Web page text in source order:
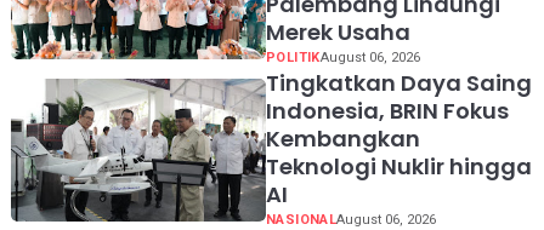
Merek Usaha
POLITIKAugust 06, 2026
Tingkatkan Daya Saing
Indonesia, BRIN Fokus
Kembangkan
Teknologi Nuklir hingga
AI
NASIONALAugust 06, 2026